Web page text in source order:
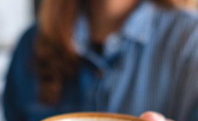
Mortalité infantile : un
rapport s’interroge sur
son taux élevé en France